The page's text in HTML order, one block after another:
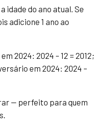
idade do ano atual. Se
adicione 1 ano ao
2024: 2024 – 12 = 2012;
em 2024: 2024 –
— perfeito para quem